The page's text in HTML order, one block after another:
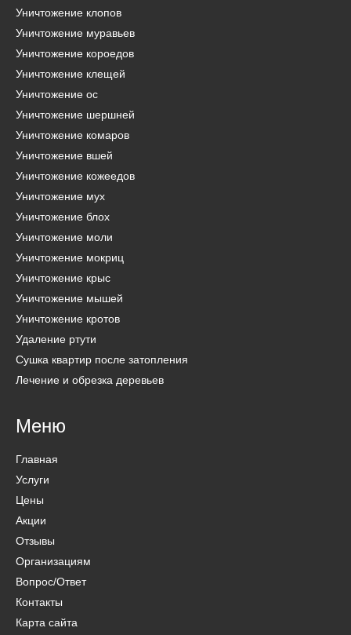
Уничтожение клопов
Уничтожение муравьев
Уничтожение короедов
Уничтожение клещей
Уничтожение ос
Уничтожение шершней
Уничтожение комаров
Уничтожение вшей
Уничтожение кожеедов
Уничтожение мух
Уничтожение блох
Уничтожение моли
Уничтожение мокриц
Уничтожение крыс
Уничтожение мышей
Уничтожение кротов
Удаление ртути
Сушка квартир после затопления
Лечение и обрезка деревьев
Меню
Главная
Услуги
Цены
Акции
Отзывы
Организациям
Вопрос/Ответ
Контакты
Карта сайта